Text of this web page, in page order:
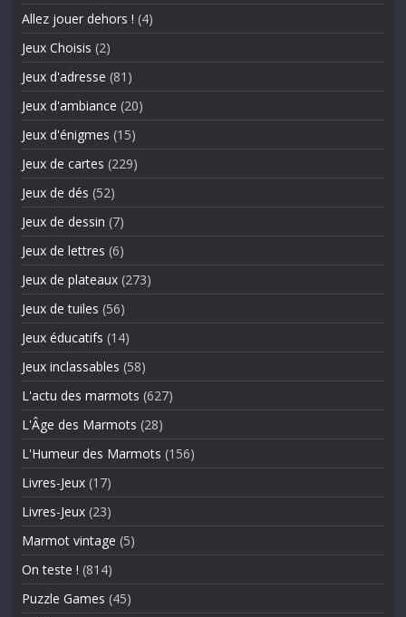
Allez jouer dehors ! (4)
Jeux Choisis (2)
Jeux d'adresse (81)
Jeux d'ambiance (20)
Jeux d'énigmes (15)
Jeux de cartes (229)
Jeux de dés (52)
Jeux de dessin (7)
Jeux de lettres (6)
Jeux de plateaux (273)
Jeux de tuiles (56)
Jeux éducatifs (14)
Jeux inclassables (58)
L'actu des marmots (627)
L'Âge des Marmots (28)
L'Humeur des Marmots (156)
Livres-Jeux (17)
Livres-Jeux (23)
Marmot vintage (5)
On teste ! (814)
Puzzle Games (45)